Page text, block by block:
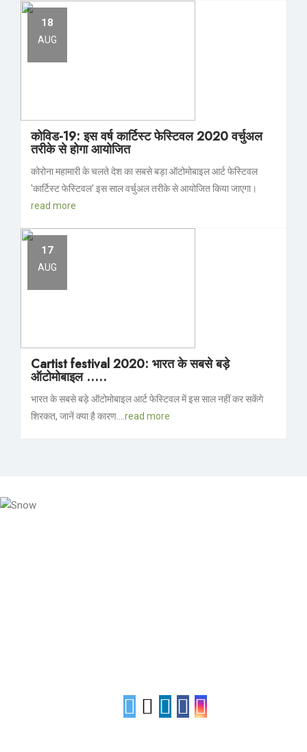
18
AUG
कोविड-19: इस वर्ष कार्टिस्ट फेस्टिवल 2020 वर्चुअल
तरीके से होगा आयोजित
कोरोना महामारी के चलते देश का सबसे बड़ा ऑटोमोबाइल आर्ट फेस्टिवल
'कार्टिस्ट फेस्टिवल' इस साल वर्चुअल तरीके से आयोजित किया जाएगा।
read more
17
AUG
Cartist festival 2020: भारत के सबसे बड़े
ऑटोमोबाइल .....
भारत के सबसे बड़े ऑटोमोबाइल आर्ट फेस्टिवल में इस साल नहीं कर सकेंगे
शिरकत, जानें क्या है कारण.... read more